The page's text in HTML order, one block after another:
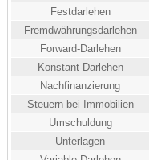
Festdarlehen
Fremdwährungsdarlehen
Forward-Darlehen
Konstant-Darlehen
Nachfinanzierung
Steuern bei Immobilien
Umschuldung
Unterlagen